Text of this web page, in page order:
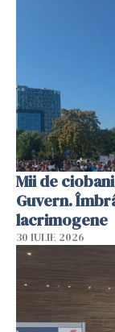
Mii de
Guvern.
lacrimogene
30 IULIE 2026